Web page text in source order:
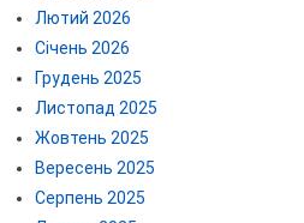
Лютий 2026
Січень 2026
Грудень 2025
Листопад 2025
Жовтень 2025
Вересень 2025
Серпень 2025